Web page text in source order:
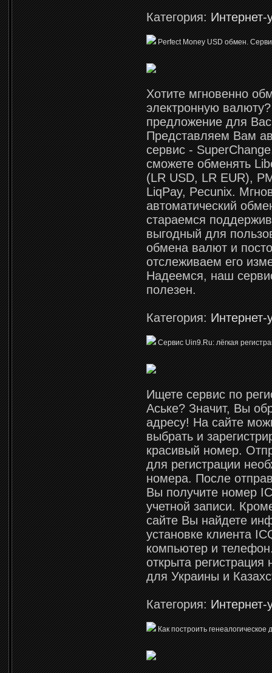
Категория:Интернет-
Perfect Money USD обмен.
Хотите мгновенно
электронную
предложение для
Представляем Вам
сервис -
сможете обменять
(LR USD, LR EUR),
LiqPay, Pecunix.
автоматический
стараемся
выгодный для
обмена валют и
отслеживаем его
Надеемся, наш
полезен.
Категория:Интернет-
Сервис Uin9.Ru: лёгкая
Ищете сервис по
Аське? Значит, Вы
адресу! На сайте
выбрать и
красивый номер.
для регистрации
номера. После
Вы получите номер
учетной записи.
сайте Вы найдете
установке клиента
компьютер и
открыта
для Украины и
Категория:Интернет-
Как построить